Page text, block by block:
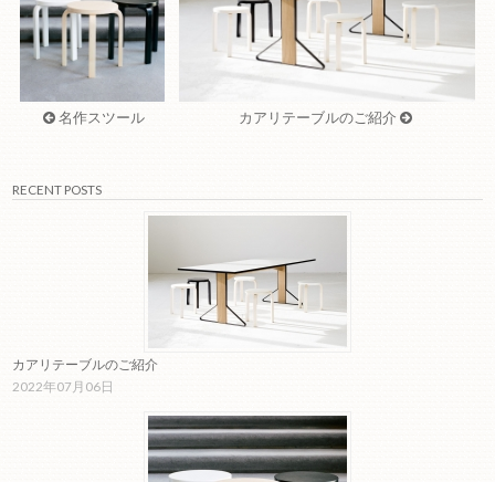
名作スツール カアリテーブルのご紹介
RECENT POSTS
カアリテーブルのご紹介
2022年07月06日